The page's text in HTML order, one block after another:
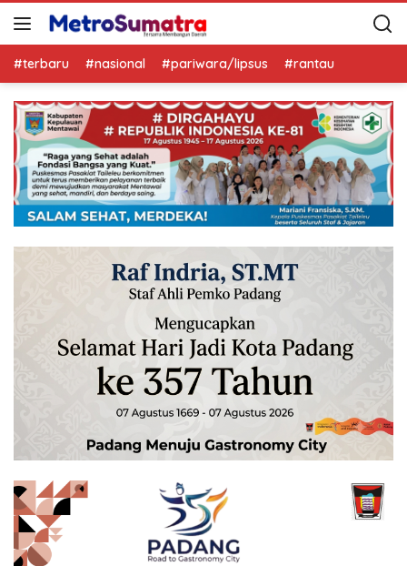
#terbaru #nasional #pariwara/lipsus #rantau